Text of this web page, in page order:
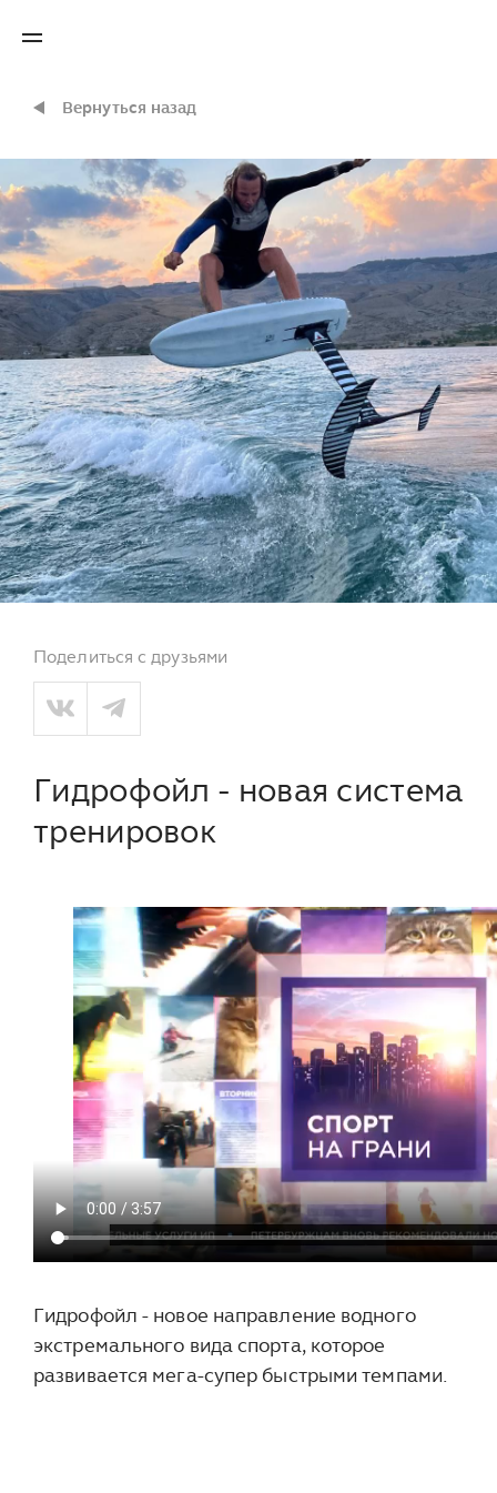
Вернуться назад
Поделиться с друзьями
Гидрофойл - новая система
тренировок
Гидрофойл - новое направление водного
экстремального вида спорта, которое
развивается мега-супер быстрыми темпами.